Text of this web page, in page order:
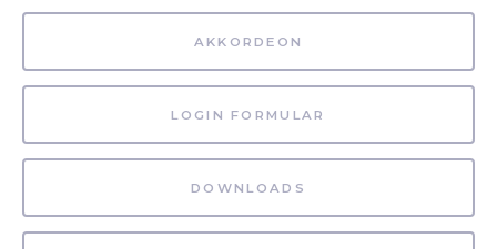
AKKORDEON
LOGIN FORMULAR
DOWNLOADS